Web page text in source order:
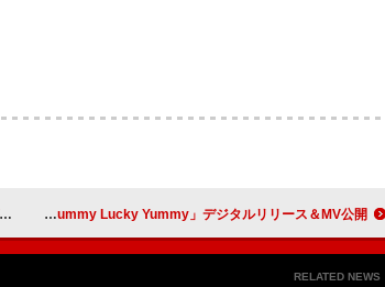
GANG PARADE、アニメ『デブとラブと過ちと！』OPテーマ「Happy Yummy Lucky Yummy」デジタルリリース＆MV公開
RELATED NEWS